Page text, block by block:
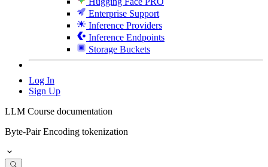
Enterprise Support
Inference Providers
Inference Endpoints
Storage Buckets
Log In
Sign Up
LLM Course documentation
Byte-Pair Encoding tokenization